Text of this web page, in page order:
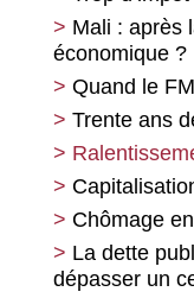
capitalisme et
Sport,
Le
Penser
Pour
nature/culture
Sur la
fétichisme
Déstabiliser
imaginer une
C’est le
Une
finir avec le
Les
Mali : après
économique ?
Quand le
Trente ans
Chômage
La dette
dépasser un